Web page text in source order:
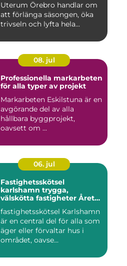
Uterum Örebro handlar om
att förlänga säsongen, öka
trivseln och lyfta hela...
08. jul
Professionella markarbeten
för alla typer av projekt
Markarbeten Eskilstuna är en
avgörande del av alla
hållbara byggprojekt,
oavsett om ...
06. jul
Fastighetsskötsel
karlshamn trygga,
välskötta fastigheter Året
fastighetsskötsel Karlshamn
är en central del för alla som
äger eller förvaltar hus i
området, oavse...